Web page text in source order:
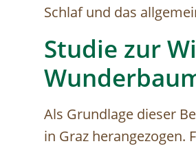
Schlaf und das
Studie zur
Als Grundlage dieser
in Graz herangezogen.